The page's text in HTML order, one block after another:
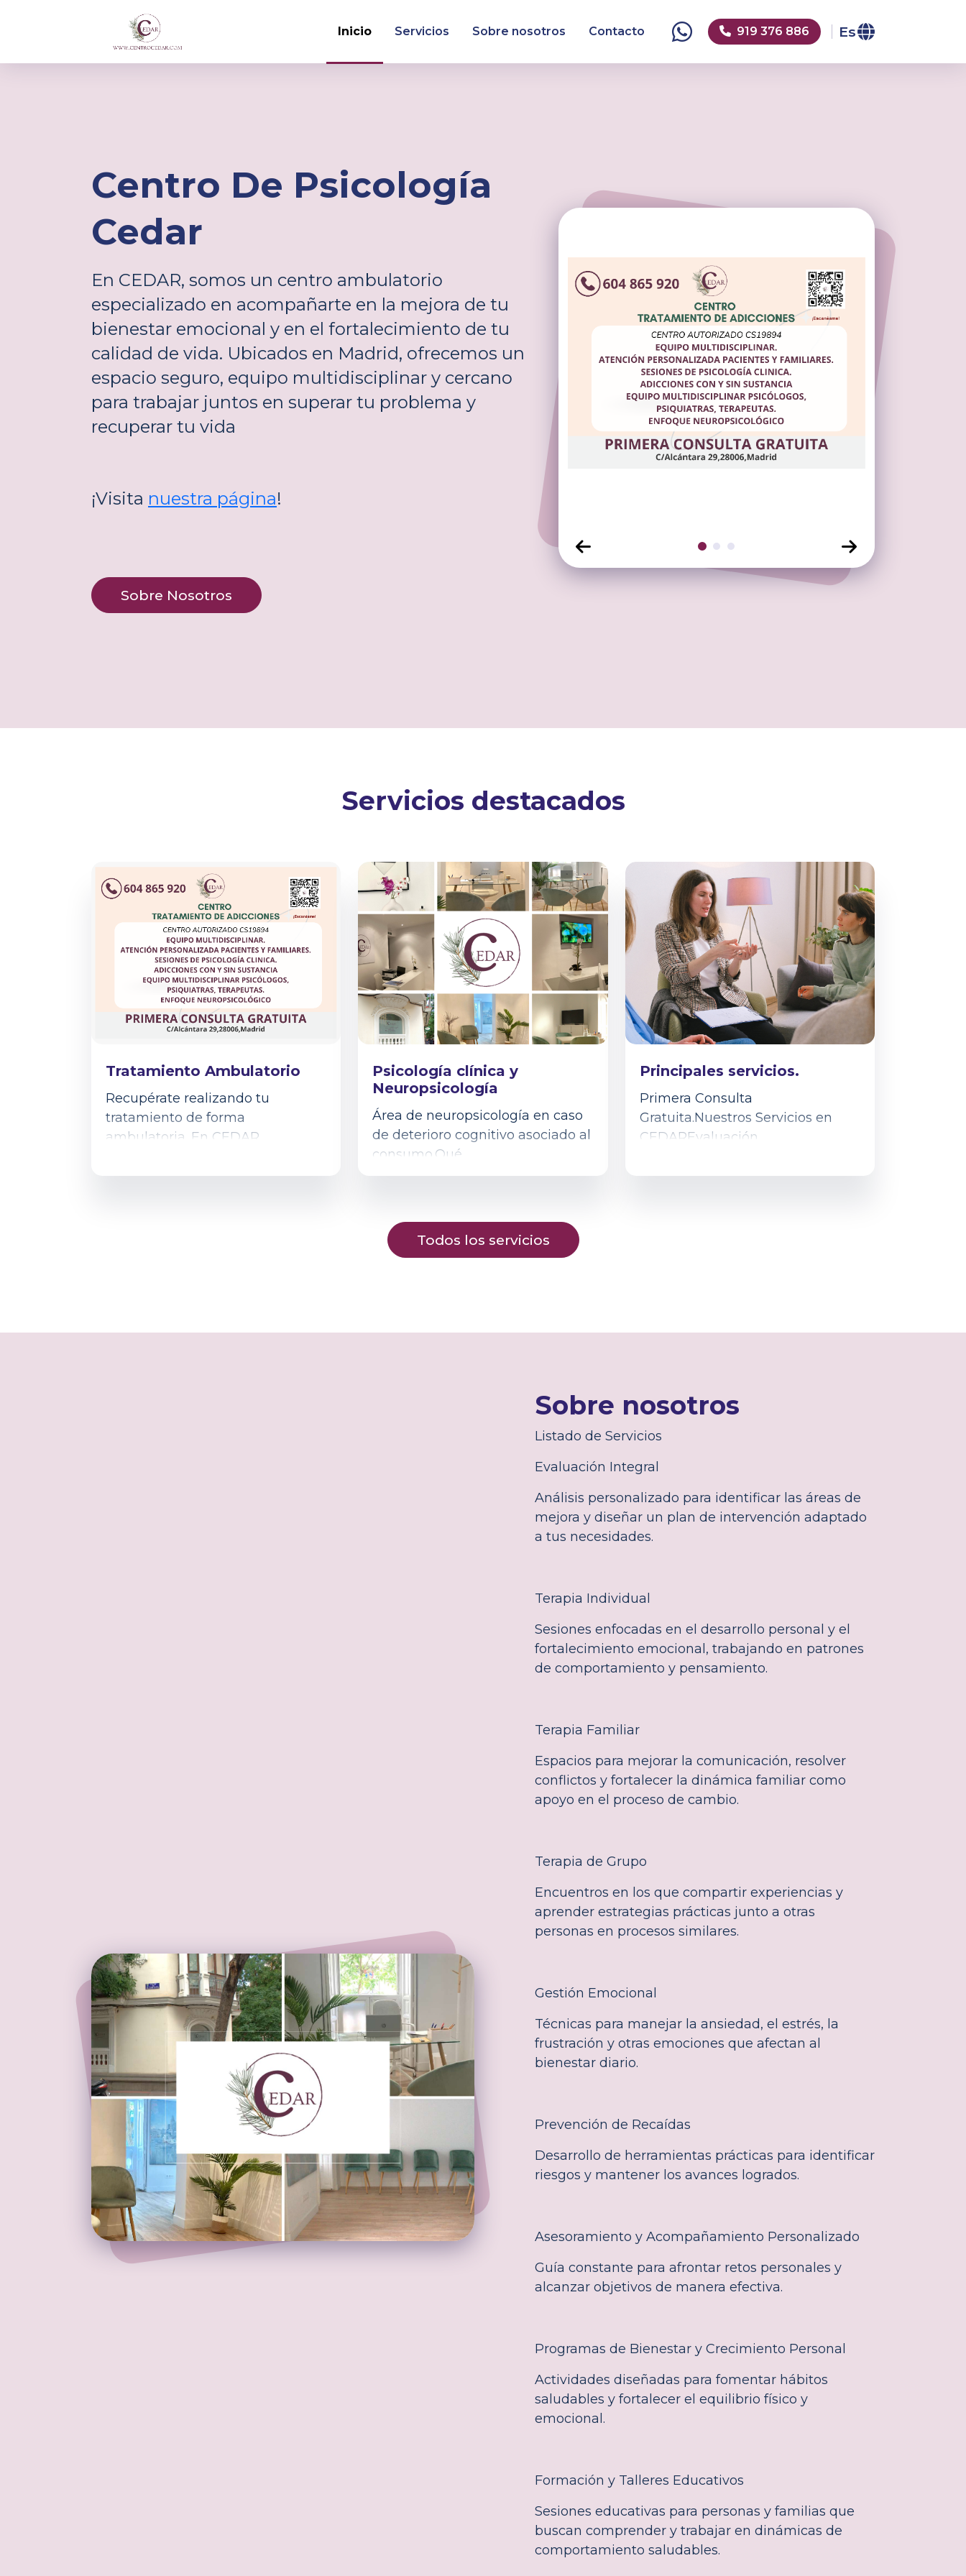
Saltar al contenido principal
Inicio Servicios Sobre nosotros Contacto
Icono whatsapp
919 376 886 Es
Centro De Psicología
Cedar
En CEDAR, somos un centro ambulatorio
especializado en acompañarte en la mejora de tu
bienestar emocional y en el fortalecimiento de tu
calidad de vida. Ubicados en Madrid, ofrecemos un
espacio seguro, equipo multidisciplinar y cercano
para trabajar juntos en superar tu problema y
recuperar tu vida
¡Visita nuestra página!
Sobre Nosotros
Click para ver diapositiva
Click para ver diapositiva
Click para ver diapositiva
Servicios destacados
Tratamiento Ambulatorio
Recupérate realizando tu
tratamiento de forma
ambulatoria. En CEDAR,
única, por lo que diseñamos
Psicología clínica y
Neuropsicología
Área de neuropsicología en caso
de deterioro cognitivo asociado al
consumo.Qué
OfrecemosEvaluación
Principales servicios.
Primera Consulta
Gratuita.Nuestros Servicios en
CEDAREvaluación
para identificar tus necesidades y
Todos los servicios
Sobre nosotros
Listado de Servicios
Evaluación Integral
Análisis personalizado para identificar las áreas de
mejora y diseñar un plan de intervención adaptado
a tus necesidades.
Terapia Individual
Sesiones enfocadas en el desarrollo personal y el
fortalecimiento emocional, trabajando en patrones
de comportamiento y pensamiento.
Terapia Familiar
Espacios para mejorar la comunicación, resolver
conflictos y fortalecer la dinámica familiar como
apoyo en el proceso de cambio.
Terapia de Grupo
Encuentros en los que compartir experiencias y
aprender estrategias prácticas junto a otras
personas en procesos similares.
Gestión Emocional
Técnicas para manejar la ansiedad, el estrés, la
frustración y otras emociones que afectan al
bienestar diario.
Prevención de Recaídas
Desarrollo de herramientas prácticas para identificar
riesgos y mantener los avances logrados.
Asesoramiento y Acompañamiento Personalizado
Guía constante para afrontar retos personales y
alcanzar objetivos de manera efectiva.
Programas de Bienestar y Crecimiento Personal
Actividades diseñadas para fomentar hábitos
saludables y fortalecer el equilibrio físico y
emocional.
Formación y Talleres Educativos
Sesiones educativas para personas y familias que
buscan comprender y trabajar en dinámicas de
comportamiento saludables.